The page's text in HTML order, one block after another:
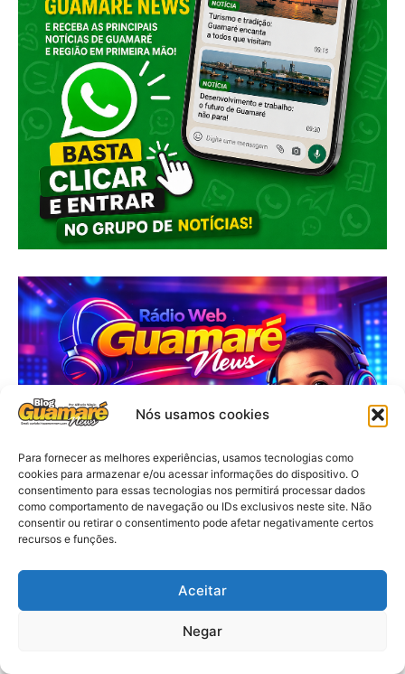
Nós usamos cookies
Para fornecer as melhores experiências, usamos tecnologias como
cookies para armazenar e/ou acessar informações do dispositivo. O
consentimento para essas tecnologias nos permitirá processar dados
como comportamento de navegação ou IDs exclusivos neste site. Não
consentir ou retirar o consentimento pode afetar negativamente certos
recursos e funções.
Aceitar
Negar